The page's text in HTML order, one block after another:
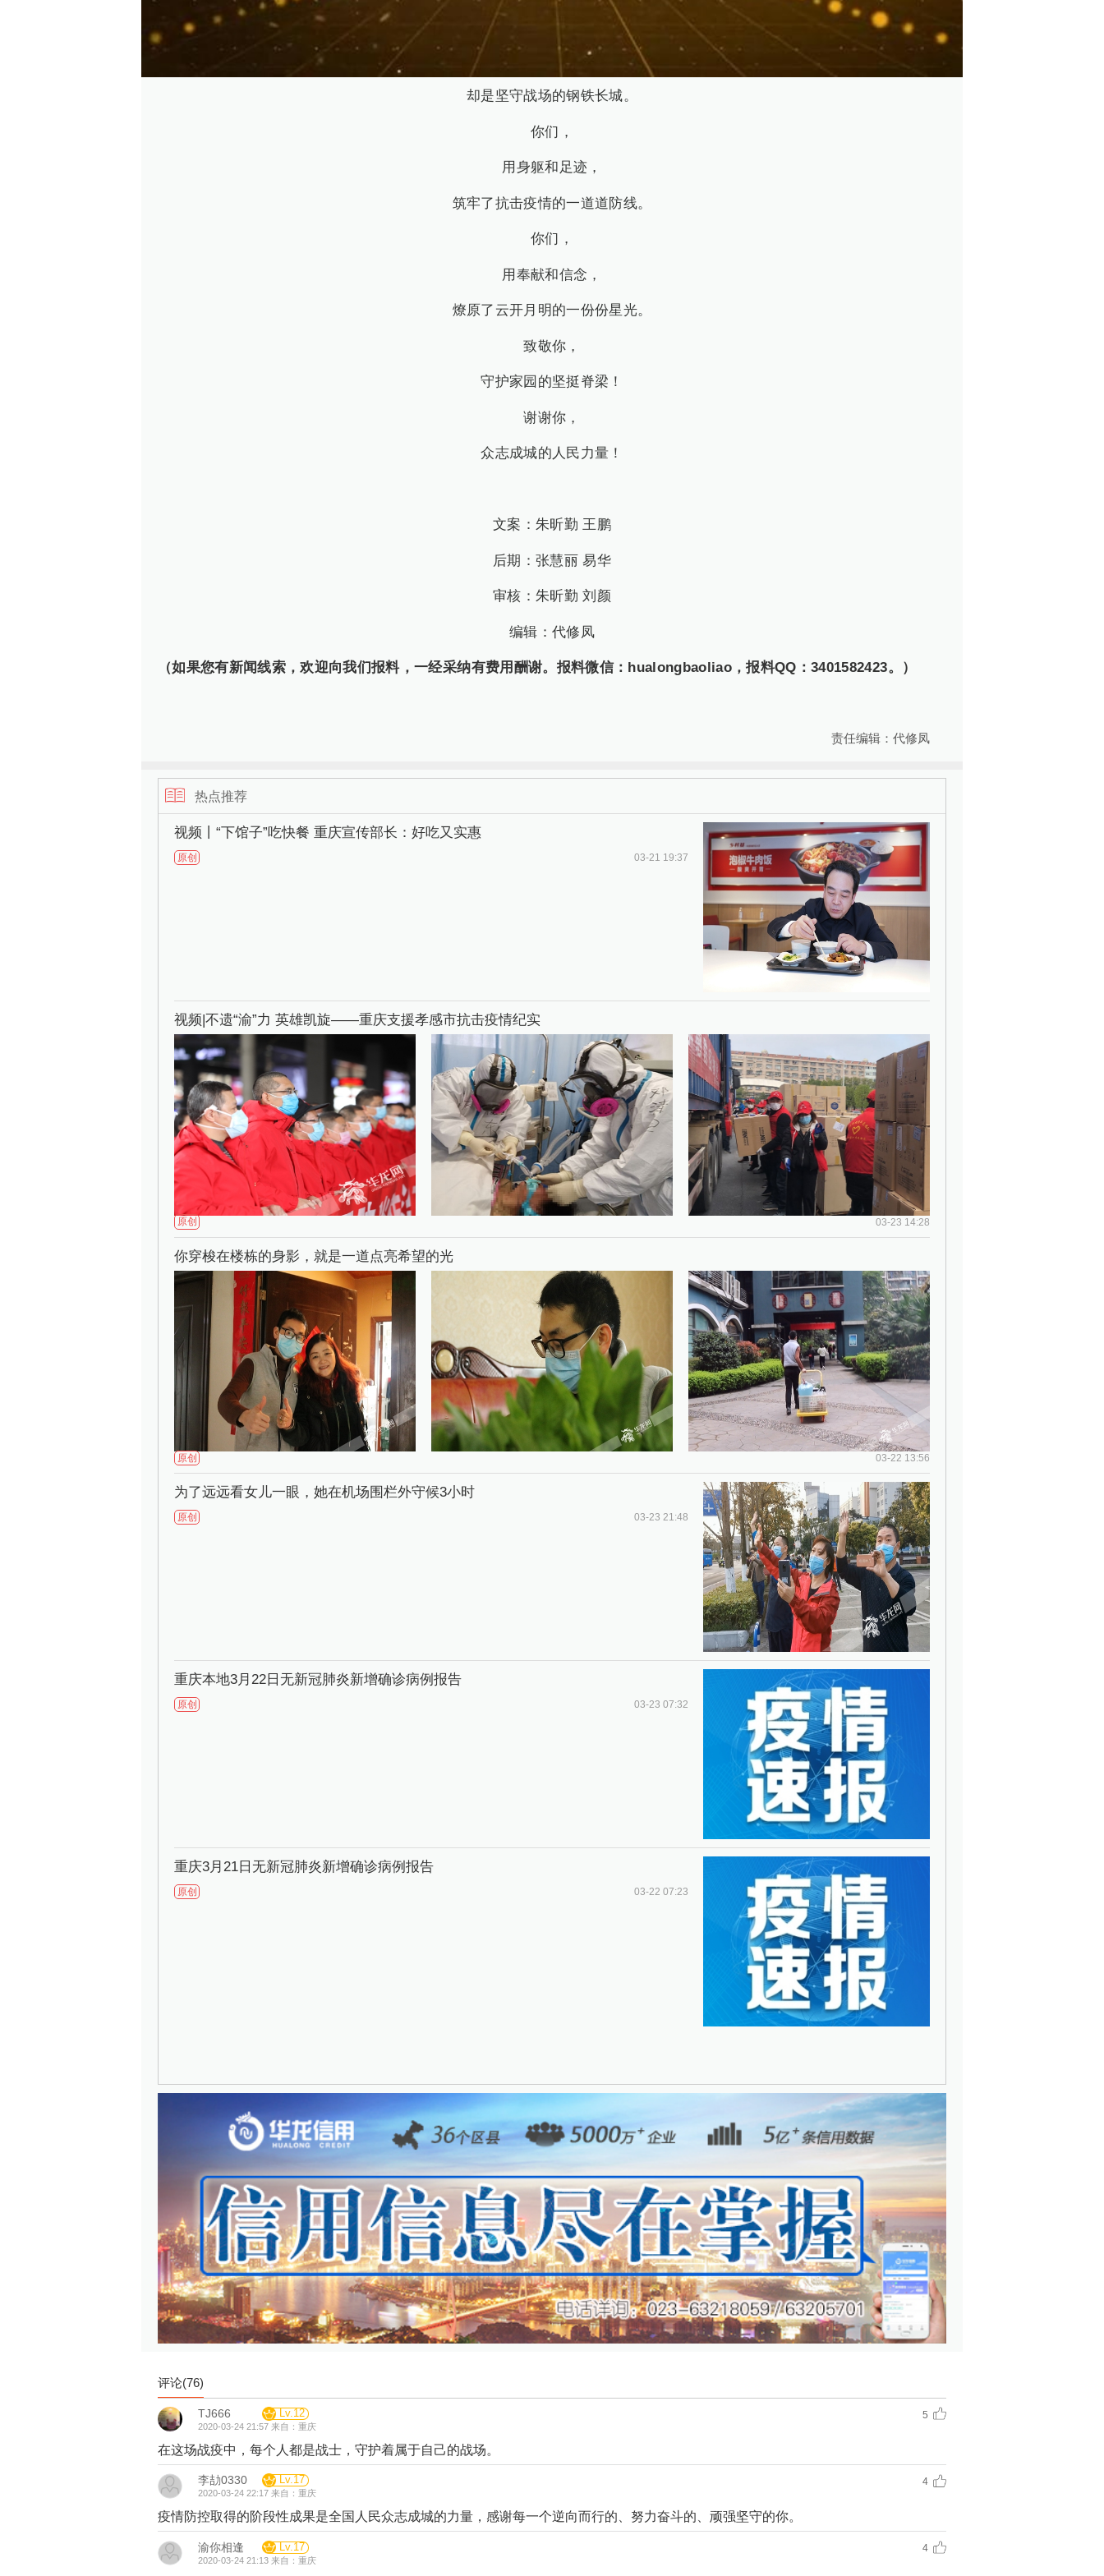
虽非逆行火线的白衣天使，
却是坚守战场的钢铁长城。
你们，
用身躯和足迹，
筑牢了抗击疫情的一道道防线。
你们，
用奉献和信念，
燎原了云开月明的一份份星光。
致敬你，
守护家园的坚挺脊梁！
谢谢你，
众志成城的人民力量！
文案：朱昕勤 王鹏
后期：张慧丽 易华
审核：朱昕勤 刘颜
编辑：代修凤
（如果您有新闻线索，欢迎向我们报料，一经采纳有费用酬谢。报料微信：hualongbaoliao，报料QQ：3401582423。）
责任编辑：代修凤
热点推荐
视频丨“下馆子”吃快餐 重庆宣传部长：好吃又实惠
原创 03-21 19:37
视频|不遗“渝”力 英雄凯旋——重庆支援孝感市抗击疫情纪实
原创 03-23 14:28
你穿梭在楼栋的身影，就是一道点亮希望的光
原创 03-22 13:56
为了远远看女儿一眼，她在机场围栏外守候3小时
原创 03-23 21:48
重庆本地3月22日无新冠肺炎新增确诊病例报告
原创 03-23 07:32
重庆3月21日无新冠肺炎新增确诊病例报告
原创 03-22 07:23
评论(76)
TJ666 Lv.12
2020-03-24 21:57 来自：重庆
5
在这场战疫中，每个人都是战士，守护着属于自己的战场。
李劼0330 Lv.17
2020-03-24 22:17 来自：重庆
4
疫情防控取得的阶段性成果是全国人民众志成城的力量，感谢每一个逆向而行的、努力奋斗的、顽强坚守的你。
渝你相逢 Lv.17
2020-03-24 21:13 来自：重庆
4